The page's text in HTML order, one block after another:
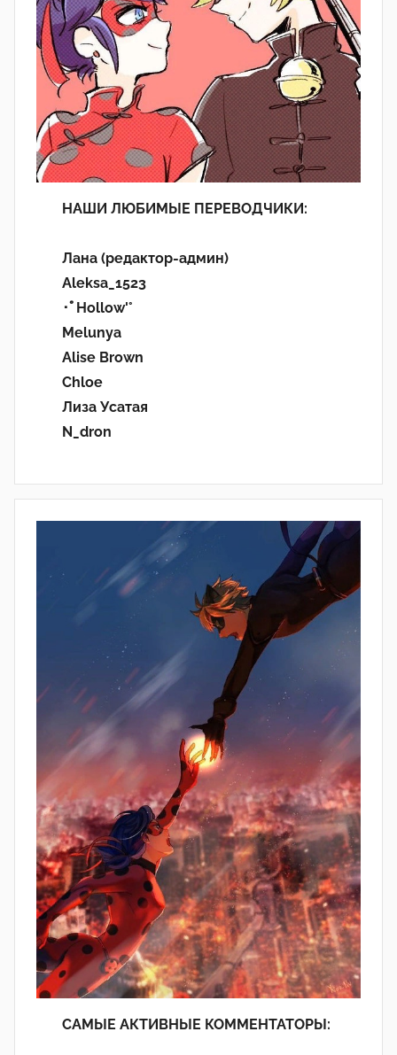
НАШИ ЛЮБИМЫЕ ПЕРЕВОДЧИКИ:
Лана (редактор-админ)
Aleksa_1523
･ﾟHollow'°
Melunya
Alise Brown
Chloe
Лиза Усатая
N_dron
САМЫЕ АКТИВНЫЕ КОММЕНТАТОРЫ: